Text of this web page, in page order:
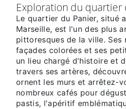
Exploration du quartier
Le quartier du Panier, situé
Marseille, est l'un des plus
pittoresques de la ville. Ses
façades colorées et ses
un lieu chargé d'histoire et
travers ses artères,
ornent les murs et arrêtez-
nombreux cafés pour
pastis, l'apéritif